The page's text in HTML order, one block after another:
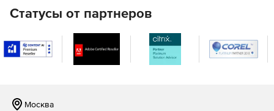
вероятность дозвона до вызываемого абонента,
позволяя более эффективно управлять корпоративными
коммуникациями.
Автозамена номера по географии
имеющихся номеров по принципу наиболее близкого
Статусы от партнеров
Москва